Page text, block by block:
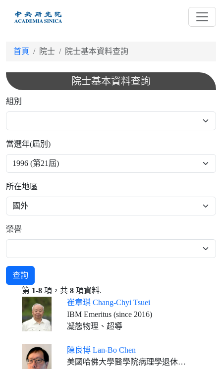
首頁 院士 院士基本資料查詢
院士基本資料查詢
組別
當選年(屆別)
所在地區
榮譽
查詢
第 1-8 項，共 8 項資料.
崔章琪 Chang-Chyi Tsuei
IBM Emeritus (since 2016)
凝態物理、超導
陳良博 Lan-Bo Chen
美國哈佛大學醫學院病理學退休榮譽教授